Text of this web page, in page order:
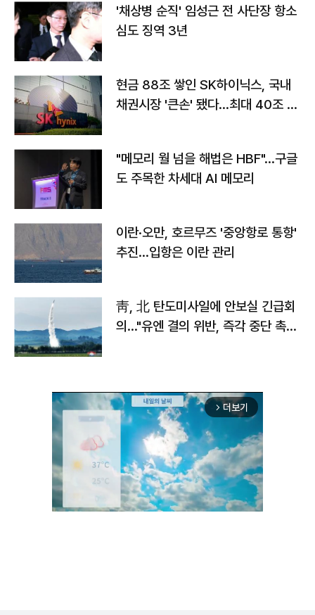
'채상병 순직' 임성근 전 사단장 항소
심도 징역 3년
현금 88조 쌓인 SK하이닉스, 국내
채권시장 '큰손' 됐다…최대 40조 투
"메모리 월 넘을 해법은 HBF"…구글
도 주목한 차세대 AI 메모리
이란·오만, 호르무즈 '중앙항로 통항'
추진…입항은 이란 관리
靑, 北 탄도미사일에 안보실 긴급회
의…"유엔 결의 위반, 즉각 중단 촉
arrow_forward_ios 더보기